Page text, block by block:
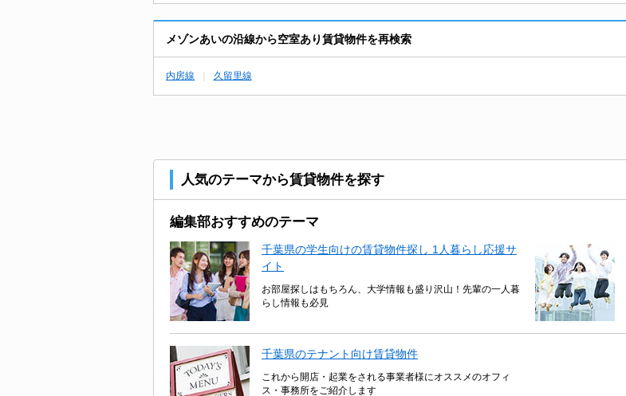
メゾンあいの沿線から空室あり賃貸物件を再検索
内房線 久留里線
人気のテーマから賃貸物件を探す
編集部おすすめのテーマ
千葉県の学生向けの賃貸物件探し 1人暮らし応援サ
イト
お部屋探しはもちろん、大学情報も盛り沢山！先輩の一人暮
らし情報も必見
千葉県のテナント向け賃貸物件
これから開店・起業をされる事業者様にオススメのオフィ
ス・事務所をご紹介します